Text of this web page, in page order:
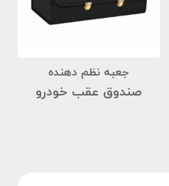
جعبه نظم دهنده
صندوق عقب خودرو